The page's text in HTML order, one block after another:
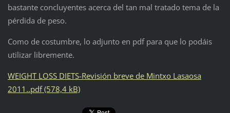
bastante concluyentes acerca del tan mal tratado tema de la
pérdida de peso.
Como de costumbre, lo adjunto en pdf para que lo podáis
utilizar libremente.
WEIGHT LOSS DIETS-Revisión breve de Mintxo Lasaosa
2011..pdf (578,4 kB)